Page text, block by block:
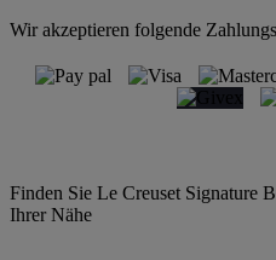
Wir akzeptieren folgende
Finden Sie Le Creuset Signature
Ihrer Nähe